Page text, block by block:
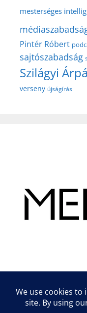
mesterséges
Pintér Róbert
sajtószabadság
Szilágyi
verseny újságírás